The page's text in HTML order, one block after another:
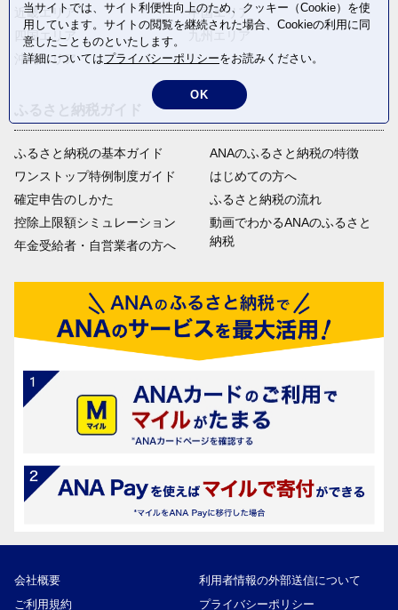
近畿エリア
四国エリア
沖縄エリア
中国エリア
ふるさと納税の基本ガイド
ワンストップ特例制度ガイド
確定申告のしかた
控除上限額シミュレーション
年金受給者・自営業者の方へ
ANAのふるさと納税の特徴
はじめての方へ
ふるさと納税の流れ
動画でわかるANAのふるさと
納税
会社概要
利用者情報の外部送信について
ご利用規約
プライバシーポリシー
当サイトでは、サイト利便性向上のため、クッキー（Cookie）を使
用しています。サイトの閲覧を継続された場合、Cookieの利用に同
意したことものといたします。
詳細についてはプライバシーポリシーをお読みください。
OK